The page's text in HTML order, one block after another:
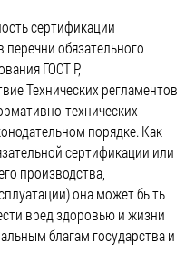
сертификации
обязательного
ГОСТ Р,
Технических регламентов
технических
порядке. Как
сертификации или
производства,
она может быть
вред здоровью и жизни
благам государства и
будет блокировать
продуктов
разработан